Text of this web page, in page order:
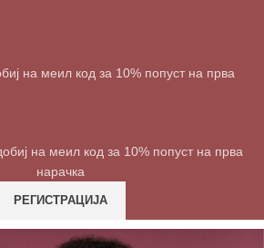
на меил код за 10% попуст на прва
на меил код за 10% попуст на прва
нарачка
РЕГИСТРАЦИЈА